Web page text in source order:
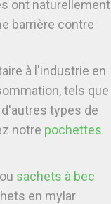
ont naturellement
barrière contre
à l'industrie en
tels que
types de
notre pochettes
ou sachets à bec
en mylar